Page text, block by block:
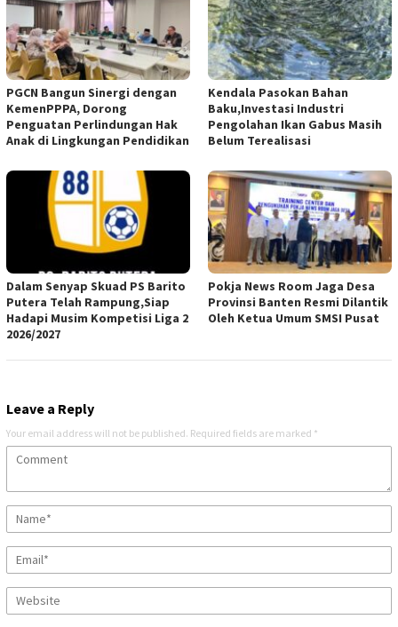
PGCN Bangun Sinergi dengan
KemenPPPA, Dorong
Penguatan Perlindungan Hak
Anak di Lingkungan Pendidikan
Kendala Pasokan Bahan
Baku,Investasi Industri
Pengolahan Ikan Gabus Masih
Belum Terealisasi
Dalam Senyap Skuad PS Barito
Putera Telah Rampung,Siap
Hadapi Musim Kompetisi Liga 2
2026/2027
Pokja News Room Jaga Desa
Provinsi Banten Resmi Dilantik
Oleh Ketua Umum SMSI Pusat
Leave a Reply
Your email address will not be published. Required fields are marked *